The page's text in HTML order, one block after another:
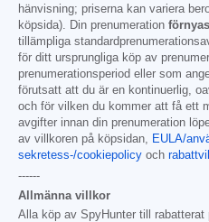
hänvisning; priserna kan variera
köpsida). Din prenumeration
tillämpliga
för ditt ursprungliga köp av
prenumerationsperiod eller som
förutsatt att du är en kontinuerlig,
och för vilken du kommer att få ett
avgifter innan din prenumeration
av villkoren på köpsidan, EULA/
sekretess-/cookiepolicy och
------
Allmänna villkor
Alla köp av SpyHunter till rabatterat